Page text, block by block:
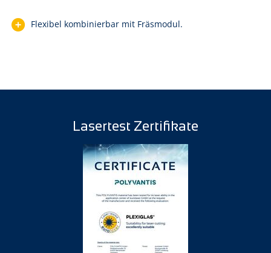
Flexibel kombinierbar mit Fräsmodul.
Lasertest Zertifikate